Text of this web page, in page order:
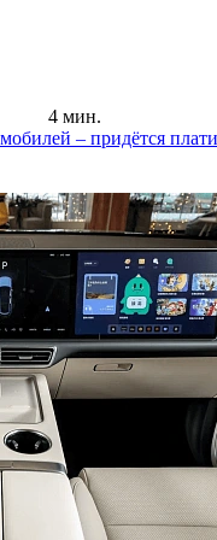
4 мин.
– придётся